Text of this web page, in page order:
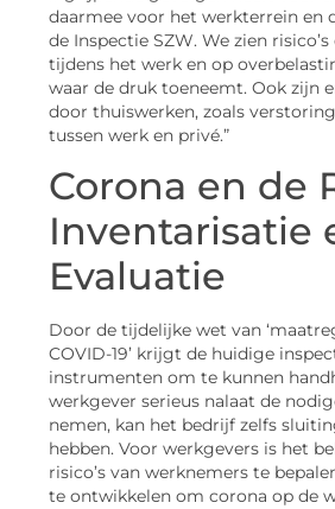
daarmee voor het werkterrein en
de Inspectie SZW. We zien
tijdens het werk en op
waar de druk toeneemt. Ook zijn
door thuiswerken, zoals
tussen werk en privé.”
Corona en de
Inventarisatie
Evaluatie
Door de tijdelijke wet van
COVID-19’ krijgt de huidige
instrumenten om te kunnen
werkgever serieus nalaat de
nemen, kan het bedrijf zelfs
hebben. Voor werkgevers is het
risico’s van werknemers te
te ontwikkelen om corona op de